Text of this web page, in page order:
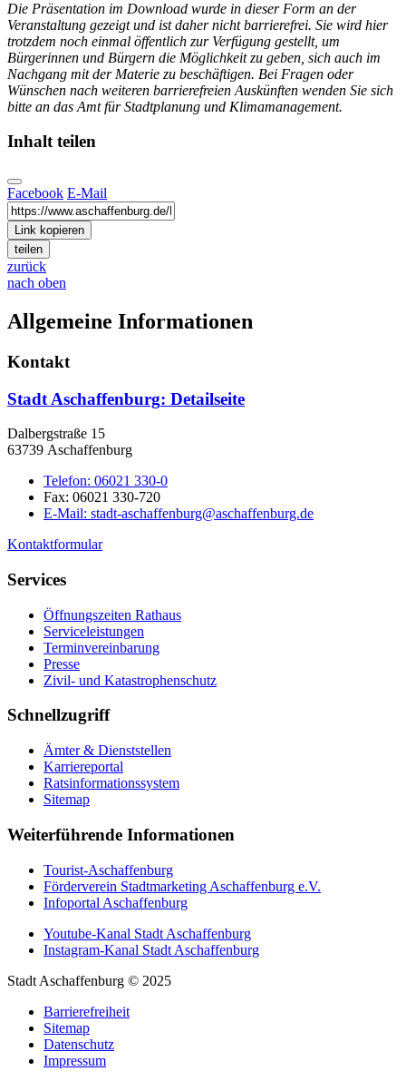
Die Präsentation im Download wurde in dieser Form an der
Veranstaltung gezeigt und ist daher nicht barrierefrei. Sie wird hier
trotzdem noch einmal öffentlich zur Verfügung gestellt, um
Bürgerinnen und Bürgern die Möglichkeit zu geben, sich auch im
Nachgang mit der Materie zu beschäftigen. Bei Fragen oder
Wünschen nach weiteren barrierefreien Auskünften wenden Sie sich
bitte an das Amt für Stadtplanung und Klimamanagement.
Inhalt teilen
Facebook E-Mail
Link kopieren
teilen
zurück
nach oben
Allgemeine Informationen
Kontakt
Stadt Aschaffenburg: Detailseite
Dalbergstraße 15
63739 Aschaffenburg
Telefon: 06021 330-0
Fax: 06021 330-720
E-Mail: stadt-aschaffenburg@aschaffenburg.de
Kontaktformular
Services
Öffnungszeiten Rathaus
Serviceleistungen
Terminvereinbarung
Presse
Zivil- und Katastrophenschutz
Schnellzugriff
Ämter & Dienststellen
Karriereportal
Ratsinformationssystem
Sitemap
Weiterführende Informationen
Tourist-Aschaffenburg
Förderverein Stadtmarketing Aschaffenburg e.V.
Infoportal Aschaffenburg
Youtube-Kanal Stadt Aschaffenburg
Instagram-Kanal Stadt Aschaffenburg
Stadt Aschaffenburg © 2025
Barrierefreiheit
Sitemap
Datenschutz
Impressum